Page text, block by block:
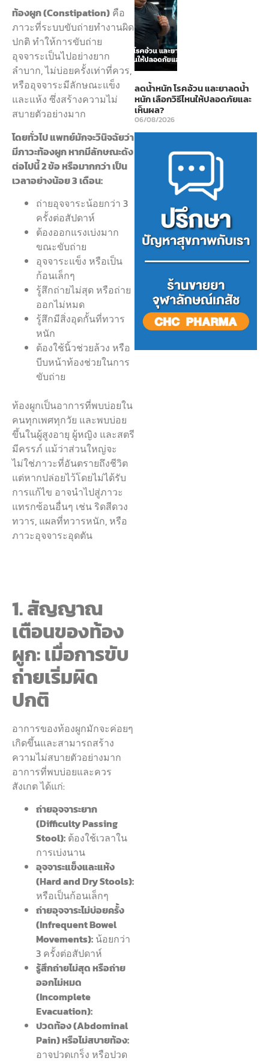
ท้องผูก (Constipation) คือ
ภาวะที่ระบบขับถ่ายทำงานผิด
ปกติ ทำให้การขับถ่าย
อุจจาระเป็นไปอย่างยาก
ลำบาก, ไม่บ่อยครั้งเท่าที่ควร,
หรืออุจจาระมีลักษณะแข็ง
และแห้ง ซึ่งสร้างความไม่
สบายตัวอย่างมาก
โดยทั่วไป แพทย์มักจะวินิจฉัยว่า
มีภาวะท้องผูก หากมีลักษณะดัง
ต่อไปนี้ 2 ข้อ หรือมากกว่า เป็น
เวลาอย่างน้อย 3 เดือน:
ถ่ายอุจจาระน้อยกว่า 3
ครั้งต่อสัปดาห์
ต้องออกแรงเบ่งมาก
ขณะขับถ่าย
อุจจาระแข็ง หรือเป็น
ก้อนเล็กๆ
รู้สึกถ่ายไม่สุด หรือถ่าย
ออกไม่หมด
รู้สึกมีสิ่งอุดกั้นที่ทวาร
หนัก
ต้องใช้นิ้วช่วยล้วง หรือ
บีบหน้าท้องช่วยในการ
ขับถ่าย
ท้องผูกเป็นอาการที่พบบ่อยใน
คนทุกเพศทุกวัย และพบบ่อย
ขึ้นในผู้สูงอายุ ผู้หญิง และสตรี
มีครรภ์ แม้ว่าส่วนใหญ่จะ
ไม่ใช่ภาวะที่อันตรายถึงชีวิต
แต่หากปล่อยไว้โดยไม่ได้รับ
การแก้ไข อาจนำไปสู่ภาวะ
แทรกซ้อนอื่นๆ เช่น ริดสีดวง
ทวาร, แผลที่ทวารหนัก, หรือ
ภาวะอุจจาระอุดตัน
1. สัญญาณ
เตือนของท้อง
ผูก: เมื่อการขับ
ถ่ายเริ่มผิด
ปกติ
อาการของท้องผูกมักจะค่อยๆ
เกิดขึ้นและสามารถสร้าง
ความไม่สบายตัวอย่างมาก
อาการที่พบบ่อยและควร
สังเกต ได้แก่:
ถ่ายอุจจาระยาก
(Difficulty Passing
Stool): ต้องใช้เวลาใน
การเบ่งนาน
อุจจาระแข็งและแห้ง
(Hard and Dry Stools):
หรือเป็นก้อนเล็กๆ
ถ่ายอุจจาระไม่บ่อยครั้ง
(Infrequent Bowel
Movements): น้อยกว่า
3 ครั้งต่อสัปดาห์
รู้สึกถ่ายไม่สุด หรือถ่าย
ออกไม่หมด
(Incomplete
Evacuation):
ปวดท้อง (Abdominal
Pain) หรือไม่สบายท้อง:
อาจปวดเกร็ง หรือปวด
ลดน้ำหนัก โรคอ้วน และยาลดน้ำ
หนัก เลือกวิธีไหนให้ปลอดภัยและ
เห็นผล?
06/08/2026